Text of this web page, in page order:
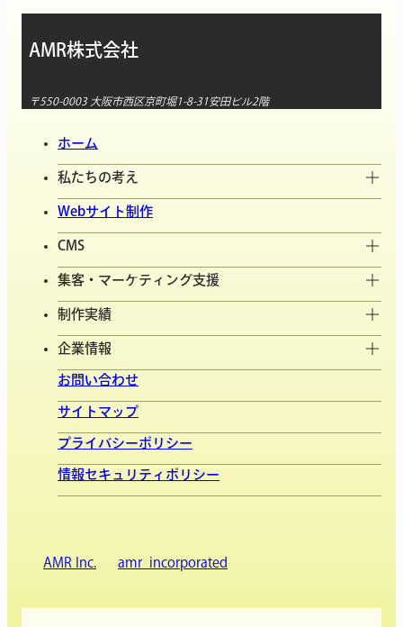
AMR株式会社
〒550-0003 大阪市西区京町堀1-8-31安田ビル2階
ホーム
私たちの考え
Webサイト制作
CMS
集客・マーケティング支援
制作実績
企業情報
お問い合わせ
サイトマップ
プライバシーポリシー
情報セキュリティポリシー
AMR Inc. amr_incorporated